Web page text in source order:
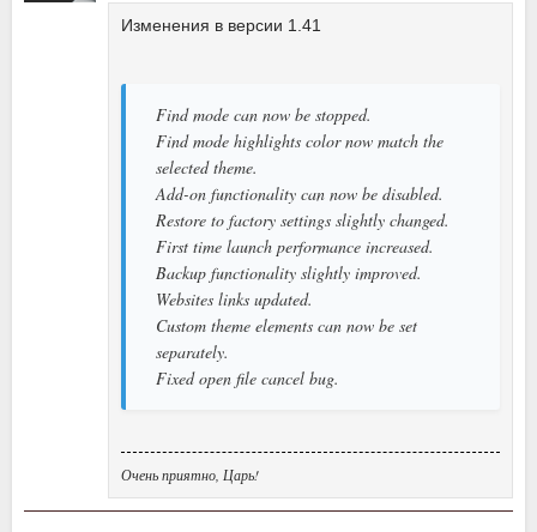
Изменения в версии 1.41
Find mode can now be stopped.
Find mode highlights color now match the
selected theme.
Add-on functionality can now be disabled.
Restore to factory settings slightly changed.
First time launch performance increased.
Backup functionality slightly improved.
Websites links updated.
Custom theme elements can now be set
separately.
Fixed open file cancel bug.
Очень приятно, Царь!